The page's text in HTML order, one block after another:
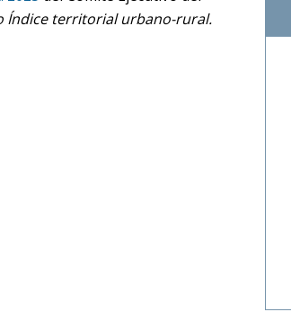
Índice territorial urbano-rural.